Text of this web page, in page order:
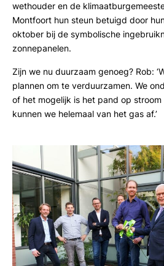
wethouder en de
Montfoort hun steun betuigd door
oktober bij de symbolische
zonnepanelen.
Zijn we nu duurzaam genoeg? Rob:
plannen om te verduurzamen. We
of het mogelijk is het pand op
kunnen we helemaal van het gas af.’